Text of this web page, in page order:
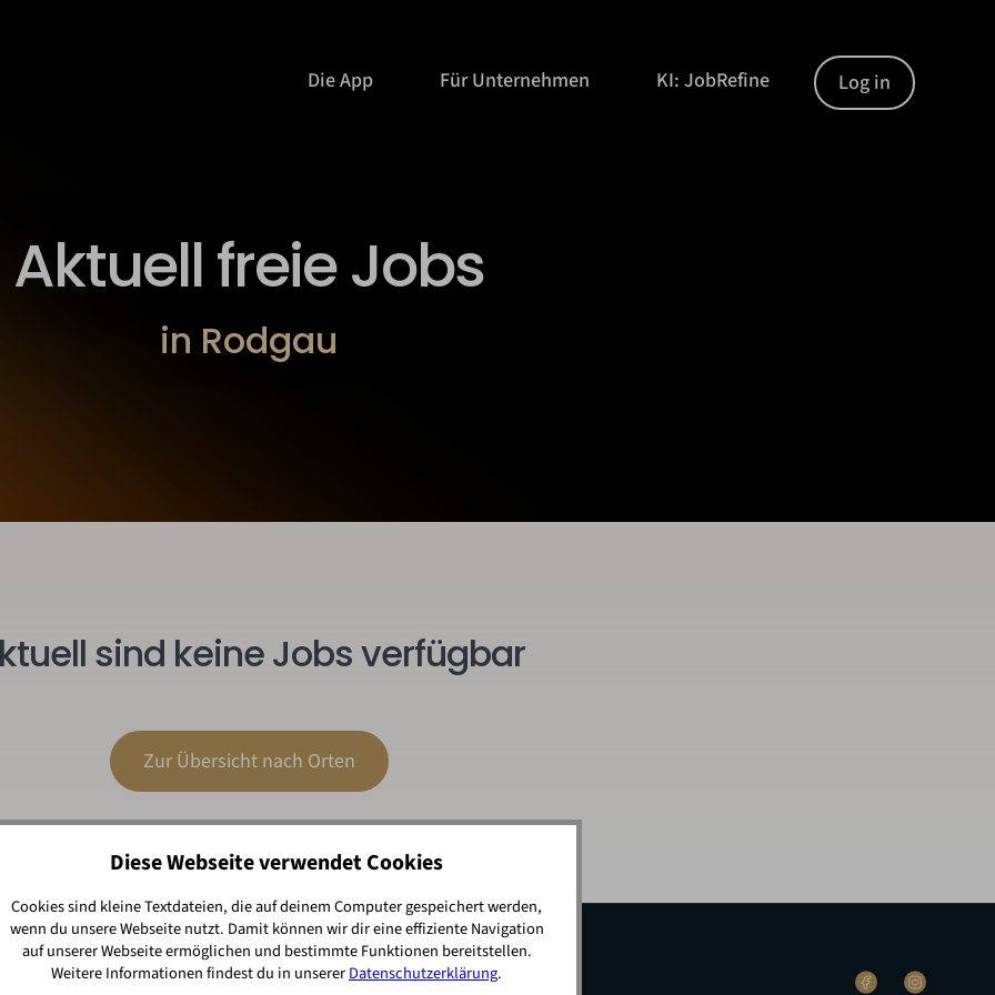
Die App Für Unternehmen KI: JobRefine Log in
Aktuell freie Jobs
in Rodgau
sind keine Jobs verfügbar
Zur Übersicht nach Orten
Diese Webseite verwendet Cookies
Cookies sind kleine Textdateien, die auf deinem Computer gespeichert werden,
wenn du unsere Webseite nutzt. Damit können wir dir eine effiziente Navigation
auf unserer Webseite ermöglichen und bestimmte Funktionen bereitstellen.
Weitere Informationen findest du in unsererDatenschutzerklärung.